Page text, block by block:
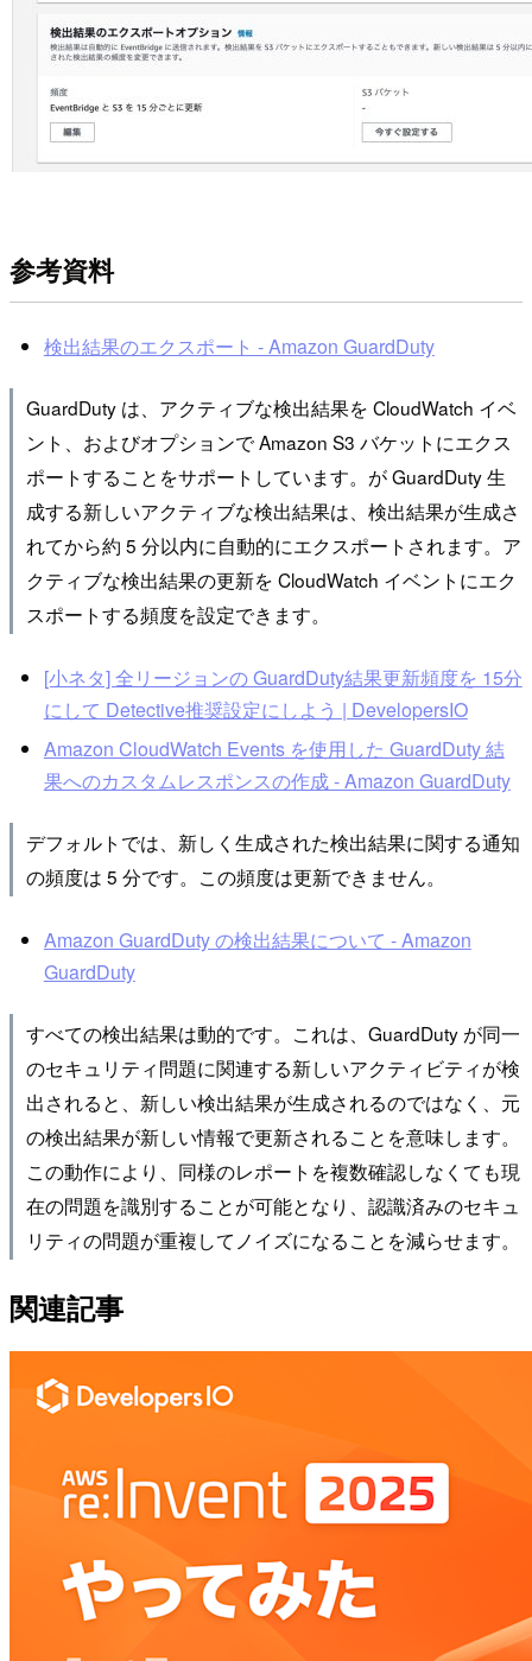
参考資料
検出結果のエクスポート - Amazon GuardDuty
GuardDuty は、アクティブな検出結果を CloudWatch イベ
ント、およびオプションで Amazon S3 バケットにエクス
ポートすることをサポートしています。が GuardDuty 生
成する新しいアクティブな検出結果は、検出結果が生成さ
れてから約 5 分以内に自動的にエクスポートされます。ア
クティブな検出結果の更新を CloudWatch イベントにエク
スポートする頻度を設定できます。
[小ネタ] 全リージョンの GuardDuty結果更新頻度を 15分
にして Detective推奨設定にしよう | DevelopersIO
Amazon CloudWatch Events を使用した GuardDuty 結
果へのカスタムレスポンスの作成 - Amazon GuardDuty
デフォルトでは、新しく生成された検出結果に関する通知
の頻度は 5 分です。この頻度は更新できません。
Amazon GuardDuty の検出結果について - Amazon
GuardDuty
すべての検出結果は動的です。これは、GuardDuty が同一
のセキュリティ問題に関連する新しいアクティビティが検
出されると、新しい検出結果が生成されるのではなく、元
の検出結果が新しい情報で更新されることを意味します。
この動作により、同様のレポートを複数確認しなくても現
在の問題を識別することが可能となり、認識済みのセキュ
リティの問題が重複してノイズになることを減らせます。
関連記事